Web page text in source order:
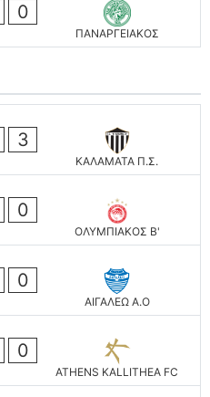
0
ΠΑΝΑΡΓΕΙΑΚΟΣ
3
ΚΑΛΑΜΑΤΑ Π.Σ.
0
ΟΛΥΜΠΙΑΚΟΣ Β'
0
ΑΙΓΑΛΕΩ A.O
0
ATHENS KALLITHEA FC